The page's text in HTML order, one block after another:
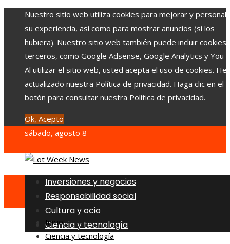
Nuestro sitio web utiliza cookies para mejorar y
su experiencia, así como para mostrar anuncios (si los
hubiera). Nuestro sitio web también puede incluir cookies
terceros, como Google Adsense, Google Analytics y
Al utilizar el sitio web, usted acepta el uso de cookies.
actualizado nuestra Política de privacidad. Haga clic en el
botón para consultar nuestra Política de privacidad.
Ok, Acepto
sábado, agosto 8
Inversiones y negocios
Responsabilidad social
Cultura y ocio
Ciencia y tecnología
Inicio
Ciencia y tecnología